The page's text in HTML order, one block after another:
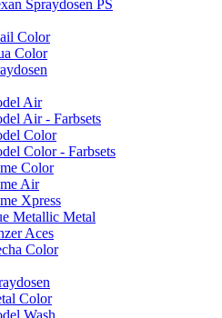
Spraydosen PS
Color
Color
Air
Air - Farbsets
Color
Color - Farbsets
Color
Air
Xpress
Metallic Metal
Aces
Color
Color
Wash